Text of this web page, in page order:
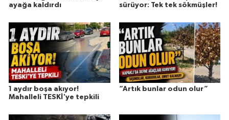
ayağa kaldırdı
sürüyor: Tek tek sökmüşler!
1 aydır boşa akıyor!
Mahalleli TESKİ'ye tepkili
“Artık bunlar odun olur”